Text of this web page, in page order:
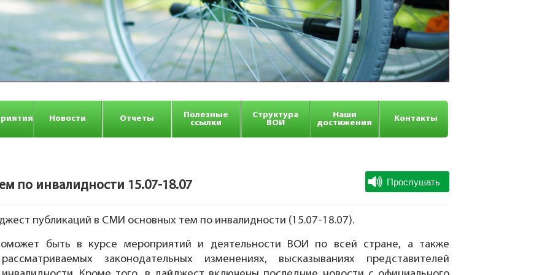
Новости Отчеты
Полезные
ссылки
Структура
ВОИ
Наши
достижения
Контакты
инвалидности 15.07-18.07
публикаций в СМИ основных тем по инвалидности (15.07-18.07).
быть в курсе мероприятий и деятельности ВОИ по всей стране, а также
законодательных изменениях, высказываниях представителей